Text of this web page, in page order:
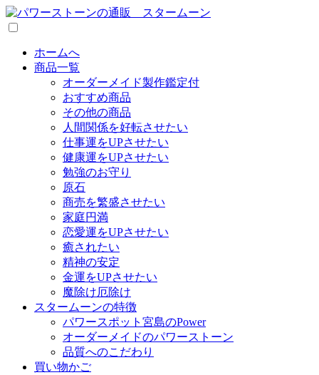
ホームへ
商品一覧
オーダーメイド製作鑑定付
おすすめ商品
その他の商品
人間関係を好転させたい
仕事運をUPさせたい
健康運をUPさせたい
勉強のお守り
原石
商売を繁盛させたい
家庭円満
恋愛運をUPさせたい
癒されたい
精神の安定
金運をUPさせたい
魔除け厄除け
スタームーンの特徴
パワースポット宮島のPower
オーダーメイドのパワーストーン
品質へのこだわり
買い物かご